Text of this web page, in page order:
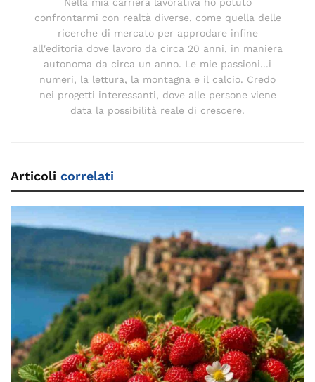
confrontarmi con realtà diverse, come quella delle
ricerche di mercato per approdare infine
all'editoria dove lavoro da circa 20 anni, in maniera
autonoma da circa un anno. Le mie passioni...i
numeri, la lettura, la montagna e il calcio. Credo
nei progetti interessanti, dove alle persone viene
data la possibilità reale di crescere.
Articoli correlati